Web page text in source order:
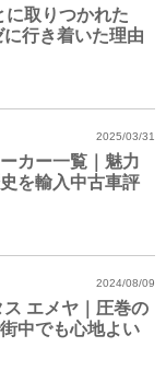
に取りつかれた
行き着いた理由
カー一覧｜魅力
を輸入中古車評
2025/03/31
ス エメヤ｜圧巻の
中でも心地よい
2024/08/09